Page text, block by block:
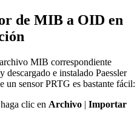
de MIB a OID en
MIB correspondiente
e instalado Paessler
sensor PRTG es bastante fácil:
clic en Archivo | Importar